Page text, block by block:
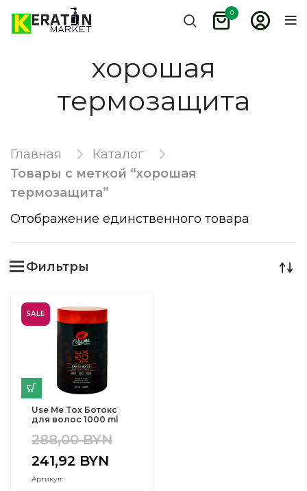
0
хорошая
термозащита
Главная
Каталог
Товары с меткой “хорошая
термозащита”
Отображение единственного товара
Фильтры
SALE
Use Me Tox Ботокс
для волос 1000 ml
288,00BYN
241,92 BYN
Артикул: